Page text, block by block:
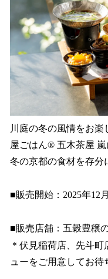
川庭の冬の風情をお
屋ごはん®︎ 五木茶屋
冬の京都の食材を存分
■販売開始：2025年12
■販売店舗：五穀豊穣
＊伏見稲荷店、先斗
ューをご用意してお待